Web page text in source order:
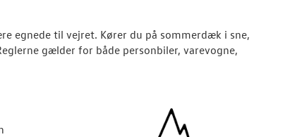
egnede til vejret. Kører du på sommerdæk i sne,
gælder for både personbiler, varevogne,